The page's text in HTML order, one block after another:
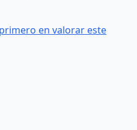
en valorar este